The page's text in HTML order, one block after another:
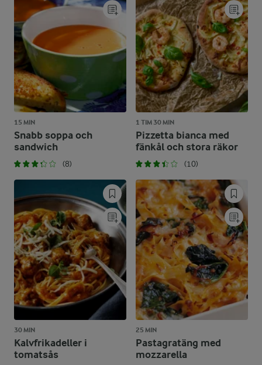
15 MIN
Snabb soppa och
sandwich
(8)
1 TIM 30 MIN
Pizzetta bianca med
fänkål och stora räkor
(10)
30 MIN
Kalvfrikadeller i
tomatsås
25 MIN
Pastagratäng med
mozzarella